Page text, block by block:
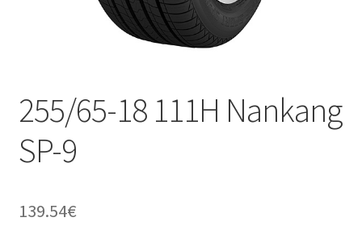
255/65-18 111H Nankang
SP-9
139.54€